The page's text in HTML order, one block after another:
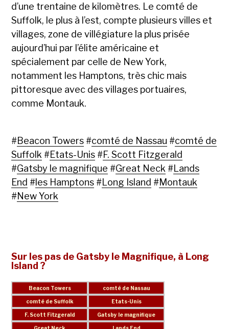
d’une trentaine de kilomètres. Le comté de
Suffolk, le plus à l’est, compte plusieurs villes et
villages, zone de villégiature la plus prisée
aujourd’hui par l’élite américaine et
spécialement par celle de New York,
notamment les Hamptons, très chic mais
pittoresque avec des villages portuaires,
comme Montauk.
#Beacon Towers #comté de Nassau #comté de
Suffolk #Etats-Unis #F. Scott Fitzgerald
#Gatsby le magnifique #Great Neck #Lands
End # les Hamptons #Long Island #Montauk
#New York
Sur les pas de Gatsby le Magnifique, à Long
Island ?